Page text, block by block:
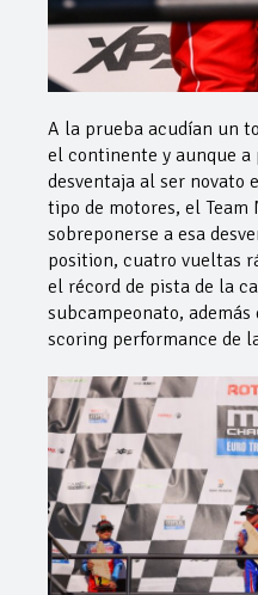
A la prueba acudían un
el continente y aunque
desventaja al ser novato
tipo de motores, el Team
sobreponerse a esa
position, cuatro vueltas
el récord de pista de la
subcampeonato,
scoring performance de